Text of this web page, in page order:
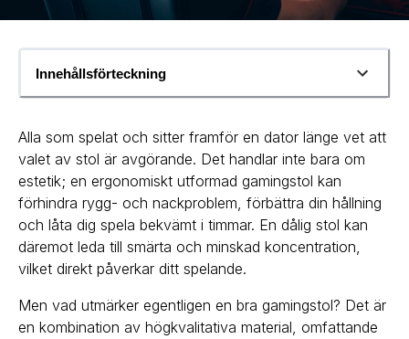
Innehållsförteckning
Alla som spelat och sitter framför en dator länge vet att
valet av stol är avgörande. Det handlar inte bara om
estetik; en ergonomiskt utformad gamingstol kan
förhindra rygg- och nackproblem, förbättra din hållning
och låta dig spela bekvämt i timmar. En dålig stol kan
däremot leda till smärta och minskad koncentration,
vilket direkt påverkar ditt spelande.
Men vad utmärker egentligen en bra gamingstol? Det är
en kombination av högkvalitativa material, omfattande